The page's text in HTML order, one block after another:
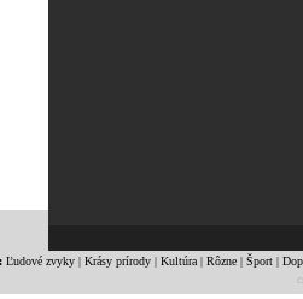
Ľudové zvyky| Krásy prírody| Kultúra| Rôzne| Šport|